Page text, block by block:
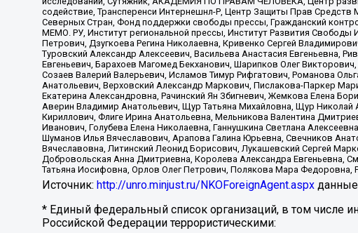
содействие, Трансперенси Интернешнл-Р, Центр Защиты Прав
Северных Стран, Фонд поддержки свободы прессы, Гражданский
МЕМО. РУ, Институт региональной прессы, Институт Развития
Петрович, Дзугкоева Регина Николаевна, Кривенко Сергей
Туровский Александр Алексеевич, Васильева Анастасия Евгеньевна,
Евгеньевич, Барахоев Магомед Бекханович, Шарипков Олег
Созаев Валерий Валерьевич, Исламов Тимур Рифгатович, Романова
Анатольевич, Верховский Александр Маркович, Пислакова-Паркер
Екатерина Александровна, Рачинский Ян Збигневич, Жемкова Елена
Аверин Владимир Анатольевич, Щур Татьяна Михайловна, Щур
Кириллович, Флиге Ирина Анатольевна, Мельникова Валентина
Иванович, Голубева Елена Николаевна, Ганнушкина Светлана
Шуманов Илья Вячеславович, Арапова Галина Юрьевна, Свечников
Вячеславовна, Литинский Леонид Борисович, Лукашевский Сергей
Добровольская Анна Дмитриевна, Королева Александра Евгеньевна,
Татьяна Иосифовна, Орлов Олег Петрович, Полякова Мара Федоровна,
Источник: http://unro.minjust.ru/NKOForeignAgent.aspx
* Единый федеральный список организаций, в том числе
Российской Федерации террористическими: